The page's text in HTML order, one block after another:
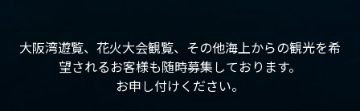
大阪湾遊覧、花火大会観覧、その他海上からの観光を希
望されるお客様も随時募集しております。
お申し付けください。